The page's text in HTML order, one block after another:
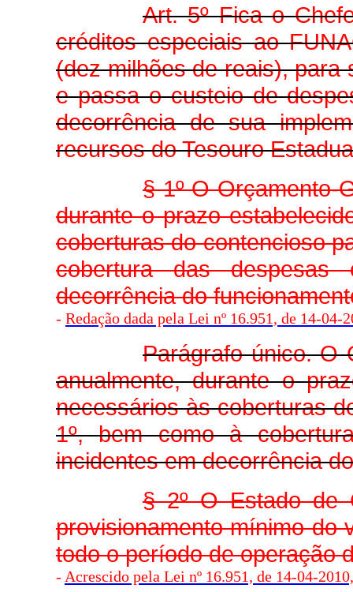
Art. 5º Fica o
créditos especiais ao
(dez milhões de reais), para
e passa o custeio de
decorrência de sua
recursos do Tesouro
§ 1º O Orçamento-
durante o prazo
coberturas do contencioso
cobertura das despesas
decorrência do
- Redação dada pela Lei nº 16.951, de 14-04-
Parágrafo único. O
anualmente, durante o
necessários às coberturas
1º, bem como à
incidentes em decorrência
§ 2º O Estado de
provisionamento mínimo do
todo o período de operação
- Acrescido pela Lei nº 16.951, de 14-04-